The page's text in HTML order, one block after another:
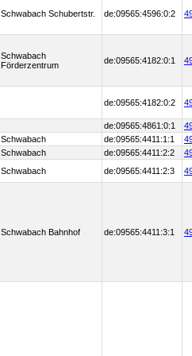
Schwabach Schubertstr. de:09565:4596:0:2
Schwabach
Förderzentrum
de:09565:4182:0:1
de:09565:4182:0:2
de:09565:4861:0:1
Schwabach
de:09565:4411:1:1
Schwabach
de:09565:4411:2:2
Schwabach
de:09565:4411:2:3
Schwabach Bahnhof de:09565:4411:3:1